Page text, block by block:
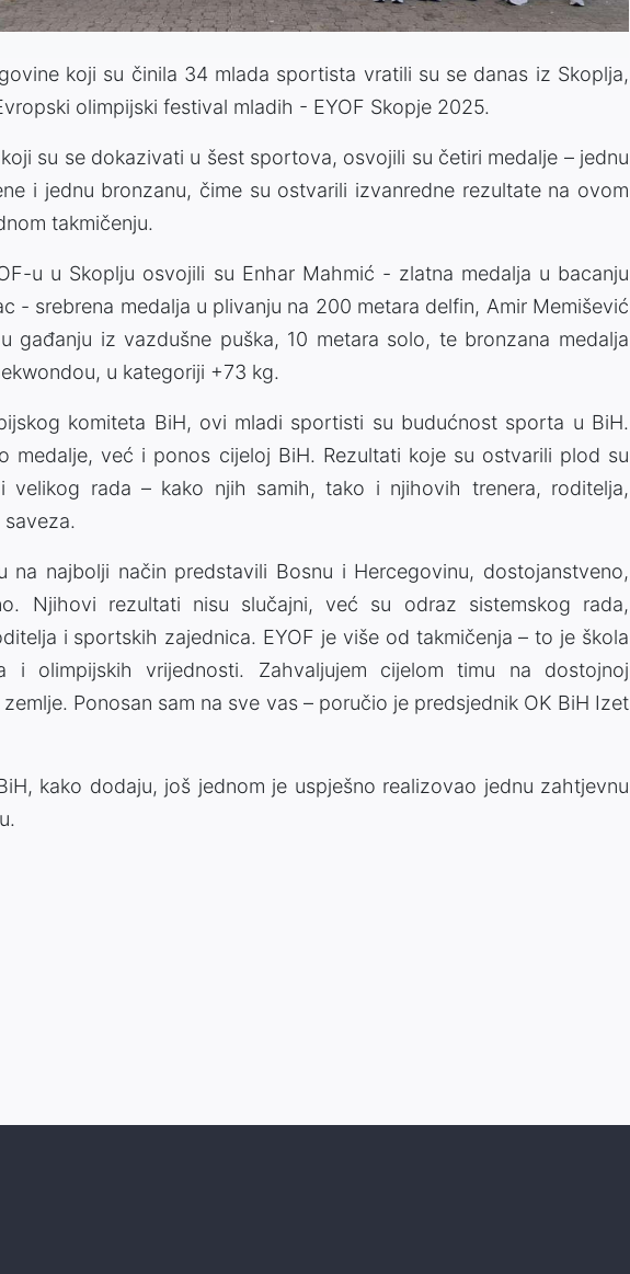
koji su činila 34 mlada sportista vratili su se danas iz Skoplja,
olimpijski festival mladih - EYOF Skopje 2025.
su se dokazivati u šest sportova, osvojili su četiri medalje – jednu
i jednu bronzanu, čime su ostvarili izvanredne rezultate na ovom
takmičenju.
u u Skoplju osvojili su Enhar Mahmić - zlatna medalja u bacanju
- srebrena medalja u plivanju na 200 metara delfin, Amir Memišević
gađanju iz vazdušne puška, 10 metara solo, te bronzana medalja
u kategoriji +73 kg.
komiteta BiH, ovi mladi sportisti su budućnost sporta u BiH.
medalje, već i ponos cijeloj BiH. Rezultati koje su ostvarili plod su
velikog rada – kako njih samih, tako i njihovih trenera, roditelja,
na najbolji način predstavili Bosnu i Hercegovinu, dostojanstveno,
Njihovi rezultati nisu slučajni, već su odraz sistemskog rada,
i sportskih zajednica. EYOF je više od takmičenja – to je škola
i olimpijskih vrijednosti. Zahvaljujem cijelom timu na dostojnoj
Ponosan sam na sve vas – poručio je predsjednik OK BiH Izet
kako dodaju, još jednom je uspješno realizovao jednu zahtjevnu